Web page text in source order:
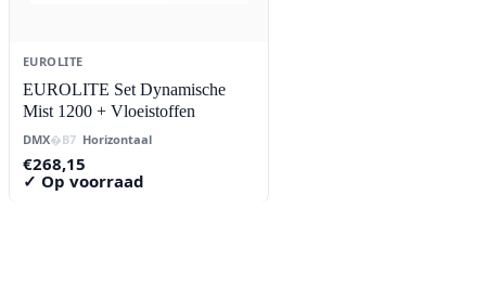
EUROLITE
EUROLITE Set Dynamische
Mist 1200 + Vloeistoffen
DMX Horizontaal
€268,15
✓ Op voorraad